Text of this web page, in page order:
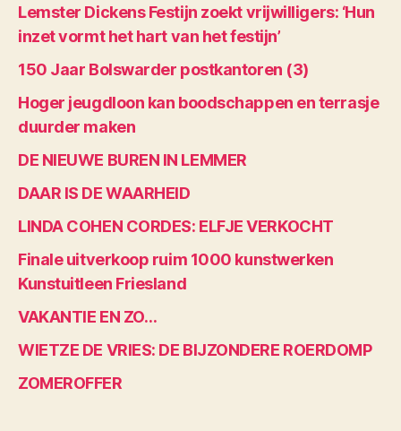
Lemster Dickens Festijn zoekt vrijwilligers: ‘Hun
inzet vormt het hart van het festijn’
150 Jaar Bolswarder postkantoren (3)
Hoger jeugdloon kan boodschappen en terrasje
duurder maken
DE NIEUWE BUREN IN LEMMER
DAAR IS DE WAARHEID
LINDA COHEN CORDES: ELFJE VERKOCHT
Finale uitverkoop ruim 1000 kunstwerken
Kunstuitleen Friesland
VAKANTIE EN ZO…
WIETZE DE VRIES: DE BIJZONDERE ROERDOMP
ZOMEROFFER